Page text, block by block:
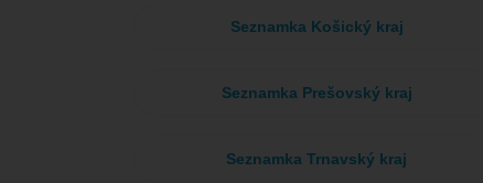
Seznamka Košický kraj
Seznamka Prešovský kraj
Seznamka Trnavský kraj